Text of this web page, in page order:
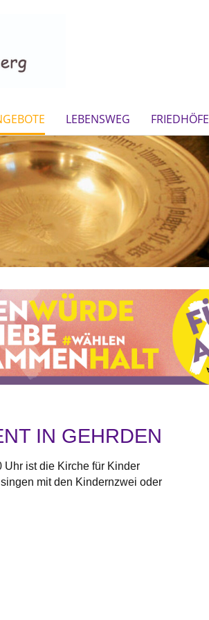
LEBENSWEG FRIEDHÖFE
IN GEHRDEN
Uhr ist die Kirche für Kinder
mit den Kindernzwei oder